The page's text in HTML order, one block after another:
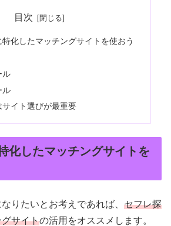
目次
化したマッチングサイトを使おう
ル
ル
サイト選びが最重要
化したマッチングサイトを
りたいとお考えであれば、 セフレ探
サイトの活用をオススメします。